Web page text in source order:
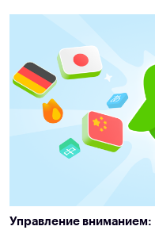
Управление вниманием: